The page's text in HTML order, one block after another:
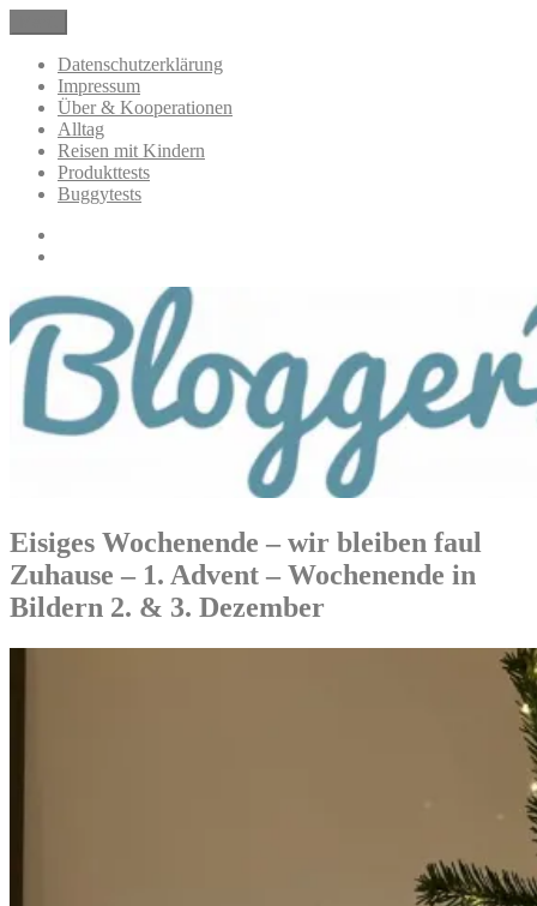
Inhalt
springen
BloggerMumOf3Boys Mamablog
Mamablog über das Leben mit drei Kindern mit Produkttests und
Alltagsthemen
Datenschutzerklärung
Impressum
Über & Kooperationen
Alltag
Reisen mit Kindern
Produkttests
Buggytests
Eisiges Wochenende – wir bleiben faul
Zuhause – 1. Advent – Wochenende in
Bildern 2. & 3. Dezember